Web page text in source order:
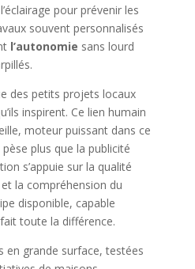
pour prévenir les
souvent personnalisés
l’autonomie sans lourd
des petits projets locaux
inspirent. Ce lien humain
moteur puissant dans ce
plus que la publicité
s’appuie sur la qualité
la compréhension du
disponible, capable
toute la différence.
en grande surface, testées